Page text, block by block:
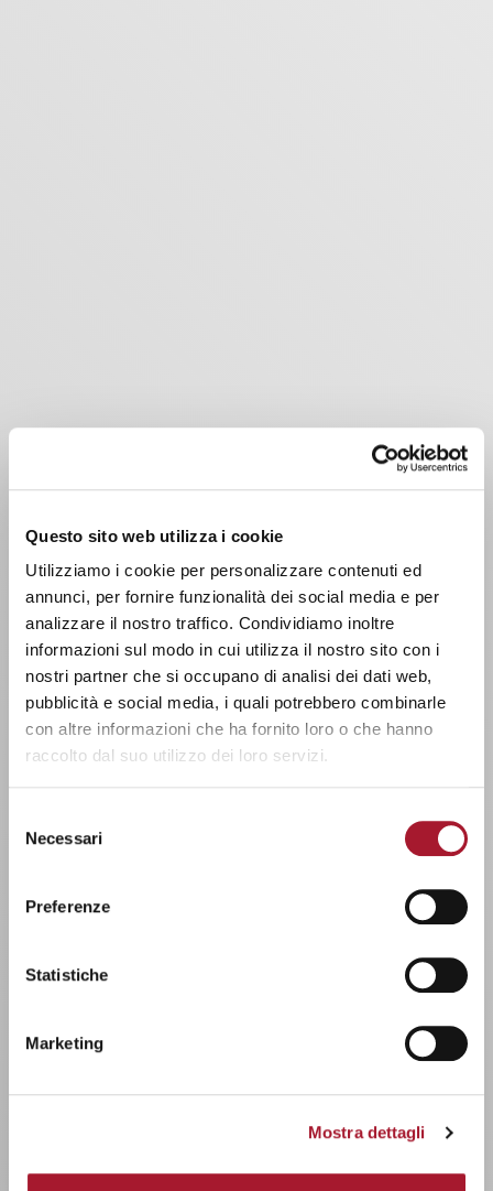
Questo sito web utilizza i cookie
Utilizziamo i cookie per personalizzare contenuti ed
annunci, per fornire funzionalità dei social media e per
analizzare il nostro traffico. Condividiamo inoltre
informazioni sul modo in cui utilizza il nostro sito con i
nostri partner che si occupano di analisi dei dati web,
pubblicità e social media, i quali potrebbero combinarle
con altre informazioni che ha fornito loro o che hanno
raccolto dal suo utilizzo dei loro servizi.
delNecessari
Preferenze
Statistiche
Marketing
Mostra dettagli